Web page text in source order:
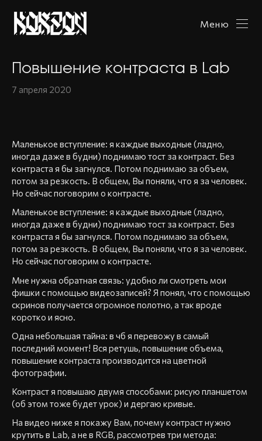
Меню
Повышение контраста в Lab
7 апреля 2020
Маленькое вступление: я каждые выходные (ладно,
иногда даже в будни) поднимаю тост за контраст. Без
контраста я бы загнулся. Потом поднимаю за объем,
потом за резкость. В общем, Вы поняли, что я за человек.
Но сейчас поговорим о контрасте.
Маленькое вступление: я каждые выходные (ладно,
иногда даже в будни) поднимаю тост за контраст. Без
контраста я бы загнулся. Потом поднимаю за объем,
потом за резкость. В общем, Вы поняли, что я за человек.
Но сейчас поговорим о контрасте.
Мне нужна обратная связь: удобно ли смотреть мои
фишки с помощью видеозаписей? Я понял, что с помощью
скринов получается огромное полотно, а так вроде
коротко и ясно.
Одна небольшая тайна: в чб я перевожу в самый
последний момент! Вся ретушь, повышение объема,
повышение контраста производится на цветной
фотографии.
Контраст я повышаю двумя способами: рисую планшетом
(об этом тоже будет урок) и дергаю кривые.
На видео ниже я покажу Вам, почему контраст нужно
крутить в Lab, а не в RGB, рассмотрев три метода: